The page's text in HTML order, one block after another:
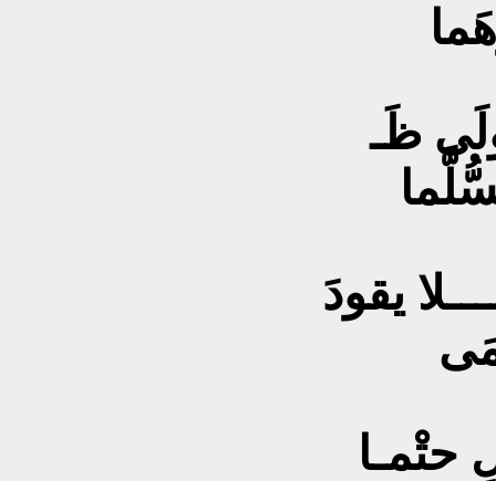
ظَـ
يقودَ
حتْمـا